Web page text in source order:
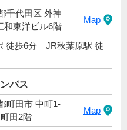
千代田区 外神
和東洋ビル6階
Map
徒歩6分 JR秋葉原駅 徒
パス
町田市 中町1-
田2階
Map